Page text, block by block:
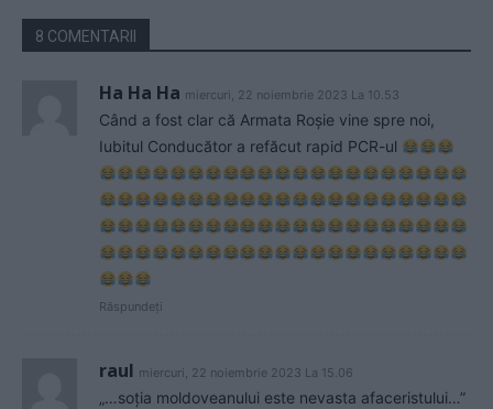
8 COMENTARII
Ha Ha Ha miercuri, 22 noiembrie 2023 La 10.53
Când a fost clar că Armata Roșie vine spre noi,
Iubitul Conducător a refăcut rapid PCR-ul
Răspundeți
raul miercuri, 22 noiembrie 2023 La 15.06
„…soția moldoveanului este nevasta afaceristului…”